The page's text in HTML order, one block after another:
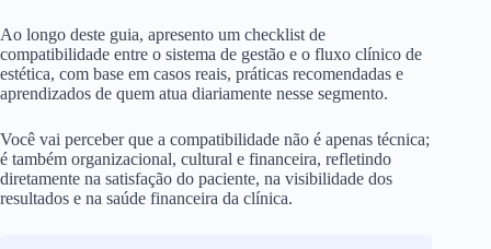
Ao longo deste guia, apresento um checklist de
compatibilidade entre o sistema de gestão e o fluxo clínico de
estética, com base em casos reais, práticas recomendadas e
aprendizados de quem atua diariamente nesse segmento.
Você vai perceber que a compatibilidade não é apenas técnica;
é também organizacional, cultural e financeira, refletindo
diretamente na satisfação do paciente, na visibilidade dos
resultados e na saúde financeira da clínica.